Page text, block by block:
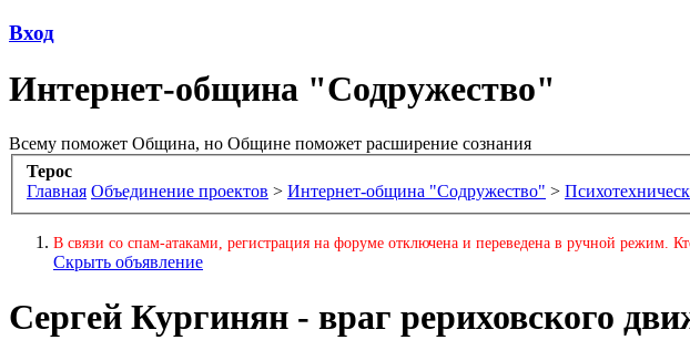
Вход
Интернет-община "Содружество"
Всему поможет Община, но Общине поможет расширение сознания
Терос
Главная Объединение проектов > Интернет-община "Содружество" >
В связи со спам-атаками, регистрация на форуме отключена и переведена в ручной режим.
Скрыть объявление
Сергей Кургинян - враг рериховского